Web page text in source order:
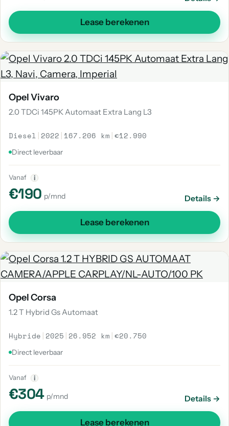
Lease berekenen
Opel Vivaro
2.0 TDCi 145PK Automaat Extra Lang L3
Diesel | 2022 | 167.206 km |€12.990
Direct leverbaar
Vanaf i
€190 p/mnd Details →
Lease berekenen
Opel Corsa
1.2 T Hybrid Gs Automaat
Hybride | 2025 | 26.952 km |€20.750
Direct leverbaar
Vanaf i
€304 p/mnd Details →
Lease berekenen